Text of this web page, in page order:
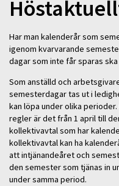
Har man kalenderår som
igenom kvarvarande
dagar som inte får sparas
Som anställd och
semesterdagar tas ut i
kan löpa under olika
regler är det från 1 april till
kollektivavtal som har
kollektivavtal kan ha
att intjänandeåret och
den semester som tjänas in
under samma period.